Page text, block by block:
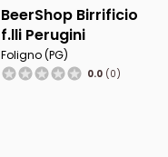
BeerShop Birrificio
f.lli Perugini
Foligno (PG)
0.0 (0)